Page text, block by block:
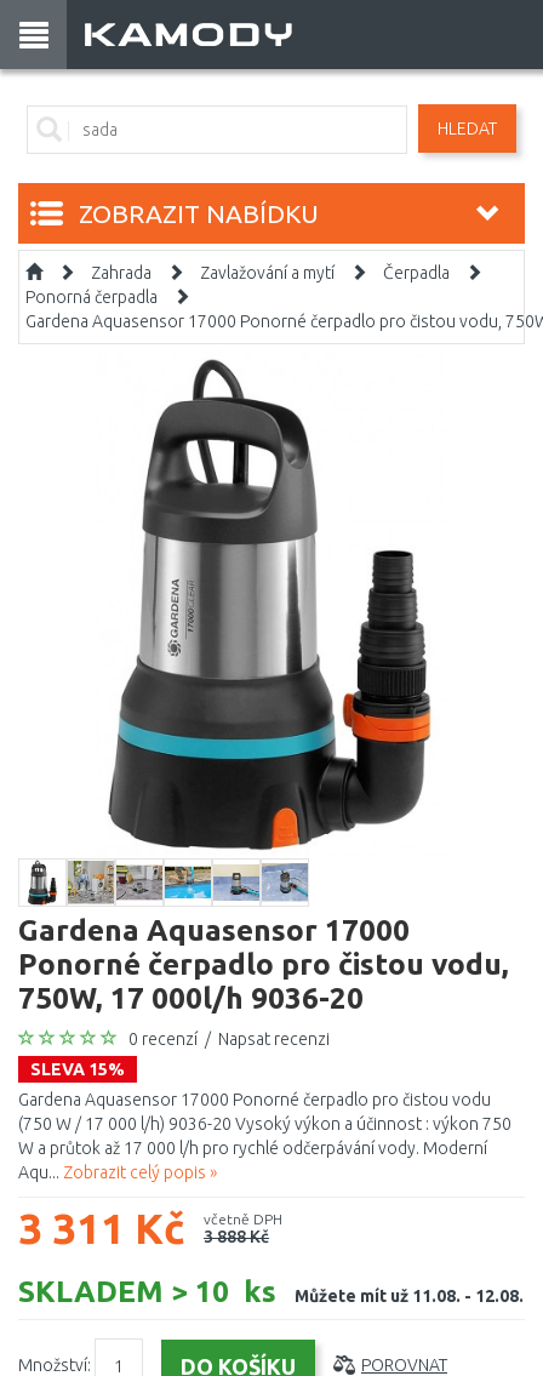
HLEDAT
ZOBRAZIT NABÍDKU
Zahrada Zavlažování a mytí
Čerpadla
Ponorná čerpadla
Gardena Aquasensor 17000 Ponorné čerpadlo pro čistou vodu,
Gardena Aquasensor 17000
Ponorné čerpadlo pro čistou vodu,
750W, 17 000l/h 9036-20
0 recenzí / Napsat recenzi
SLEVA 15%
Gardena Aquasensor 17000 Ponorné čerpadlo pro čistou vodu
(750 W / 17 000 l/h) 9036-20 Vysoký výkon a účinnost : výkon 750
W a průtok až 17 000 l/h pro rychlé odčerpávání vody. Moderní
Aqu... Zobrazit celý popis »
3 311 Kč včetně DPH
3 888 Kč
SKLADEM > 10 ks Můžete mít už 11.08. - 12.08.
Množství: POROVNAT